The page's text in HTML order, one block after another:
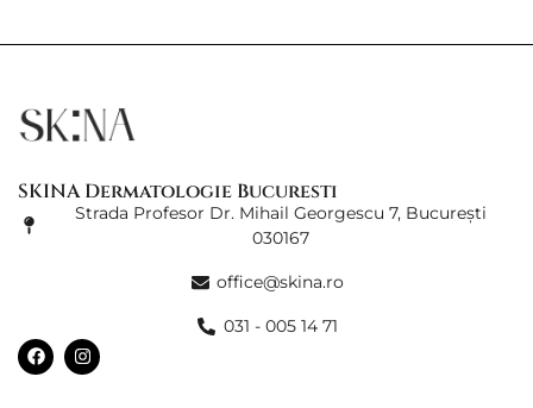
SKINA Dermatologie Bucuresti
Strada Profesor Dr. Mihail Georgescu 7, București
030167
office@skina.ro
031 - 005 14 71